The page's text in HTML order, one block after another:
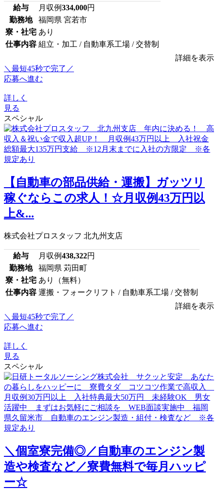
給与 月収例334,000円
勤務地
福岡県 宮若市
寮・社宅 あり
仕事内容 組立・加工 / 自動車系工場 / 交替制
詳細を表示
＼最短45秒で完了／
応募へ進む
詳しく
見る
スペシャル
【自動車の部品供給・運搬】ガッツリ
稼ぐならこの求人！☆月収例43万円以
上&...
株式会社プロスタッフ 北九州支店
給与 月収例438,322円
勤務地
福岡県 苅田町
寮・社宅 あり（無料）
仕事内容 運搬・フォークリフト / 自動車系工場 / 交替制
詳細を表示
＼最短45秒で完了／
応募へ進む
詳しく
見る
スペシャル
＼個室寮完備◎／自動車のエンジン製
造や検査など／寮費無料で毎月ハッピ
ー☆